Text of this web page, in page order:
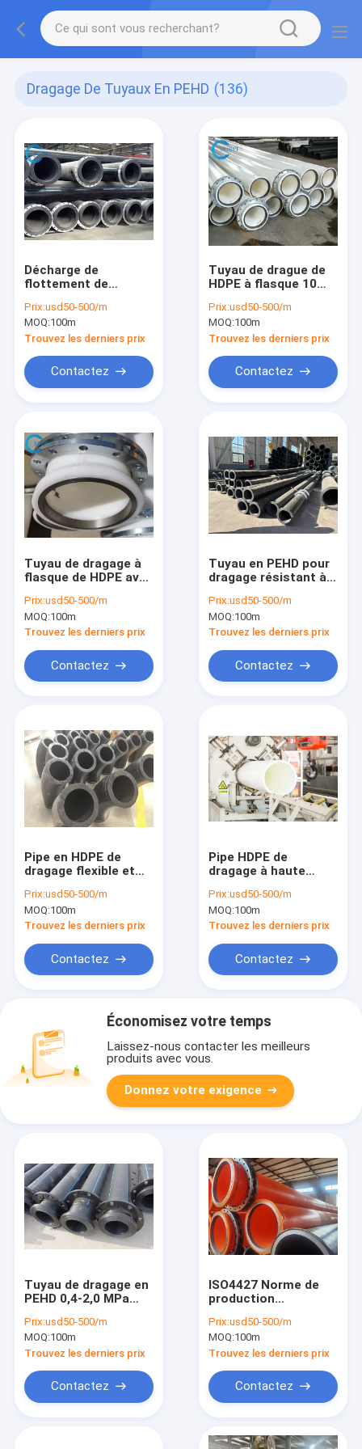
Dragage De Tuyaux En PEHD (136)
Décharge de
flottement de
tuyau PE100 de HDPE
de dragueur de
canalisation
Prix:usd50-500/m
MOQ:100m
Trouvez les derniers prix
Contactez
Tuyau de drague de
HDPE à flasque 10
dragueur d'aspiration
de coupeur
Prix:usd50-500/m
MOQ:100m
Trouvez les derniers prix
Contactez
Tuyau de dragage à
flasque de HDPE avec
Stub End River
Dredging Fine
Prix:usd50-500/m
MOQ:100m
Trouvez les derniers prix
Contactez
Tuyau en PEHD pour
dragage résistant à
pour supporter des
charges de
sédiments élevées,
de vie et réduisant
les temps d'arrêt
Prix:usd50-500/m
MOQ:100m
Trouvez les derniers prix
Contactez
Pipe en HDPE de
dragage flexible et
simplifier la
manutention et
l'installation dans les
éloignés
Prix:usd50-500/m
MOQ:100m
Trouvez les derniers prix
Contactez
Pipe HDPE de
dragage à haute
pour les projets de
dragage à grande
échelle nécessitant
tuyauterie robustes
et flexibles
Prix:usd50-500/m
MOQ:100m
Trouvez les derniers prix
Contactez
Économisez votre temps
Laissez-nous contacter les meilleurs
produits avec vous.
Donnez votre exigence
Tuyau de dragage en
PEHD 0,4-2,0 MPa
corrosion pour
projets de voies
navigables
Prix:usd50-500/m
MOQ:100m
Trouvez les derniers prix
Contactez
ISO4427 Norme de
production
tuyaux HDPE
Durabilité de l'usure
Prix:usd50-500/m
MOQ:100m
Trouvez les derniers prix
Contactez